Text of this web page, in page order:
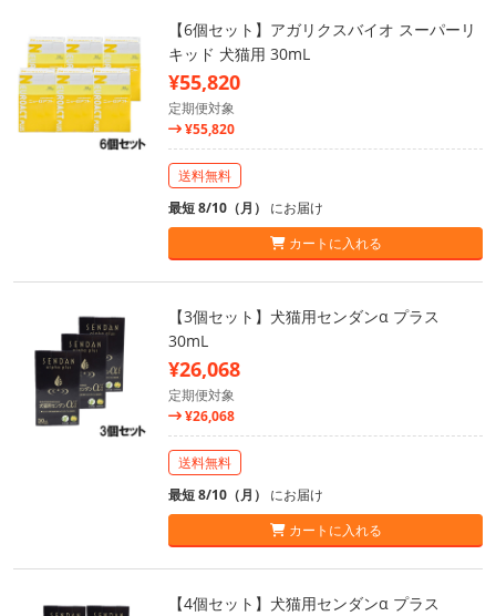
【6個セット】アガリクスバイオ スーパーリ
キッド 犬猫用 30mL
¥55,820
定期便対象
¥55,820
送料無料
最短 8/10（月） にお届け
カートに入れる
【3個セット】犬猫用センダンα プラス
30mL
¥26,068
定期便対象
¥26,068
送料無料
最短 8/10（月） にお届け
カートに入れる
【4個セット】犬猫用センダンα プラス